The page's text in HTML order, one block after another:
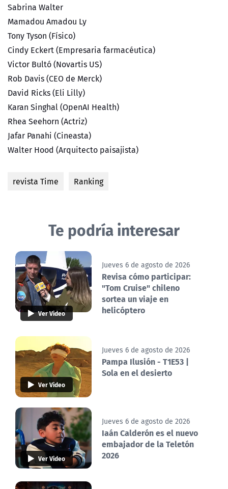
Sabrina Walter
Mamadou Amadou Ly
Tony Tyson (Físico)
Cindy Eckert (Empresaria farmacéutica)
Victor Bultó (Novartis US)
Rob Davis (CEO de Merck)
David Ricks (Eli Lilly)
Karan Singhal (OpenAI Health)
Rhea Seehorn (Actriz)
Jafar Panahi (Cineasta)
Walter Hood (Arquitecto paisajista)
revista Time Ranking
Te podría interesar
Ver Video
Jueves 6 de agosto de 2026
Revisa cómo participar:
"Tom Cruise" chileno
sortea un viaje en
helicóptero
Ver Video
Jueves 6 de agosto de 2026
Pampa Ilusión - T1E53 |
Sola en el desierto
Ver Video
Jueves 6 de agosto de 2026
Iaán Calderón es el nuevo
embajador de la Teletón
2026